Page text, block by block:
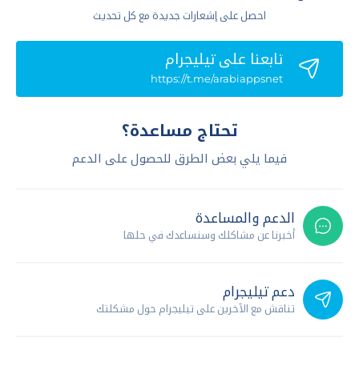
احصل على إشعارات جديدة مع كل تحديث
تابعنا علي تيليجرام
https://t.me/arabiappsnet
تحتاج مساعدة؟
فيما يلي بعض الطرق للحصول على الدعم
الدعم والمساعدة
أخبرنا عن مشاكلك وسنساعدك في حلها
دعم تيليجرام
تناقش مع الآخرين على تيليجرام حول مشكلتك